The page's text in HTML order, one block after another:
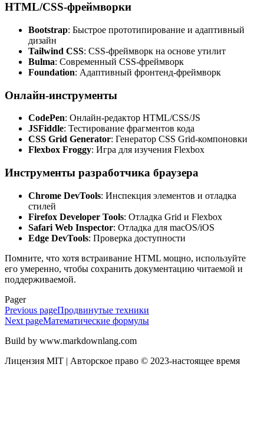
HTML/CSS-фреймворки
Bootstrap: Быстрое прототипирование и адаптивный
дизайн
Tailwind CSS: CSS-фреймворк на основе утилит
Bulma: Современный CSS-фреймворк
Foundation: Адаптивный фронтенд-фреймворк
Онлайн-инструменты
CodePen: Онлайн-редактор HTML/CSS/JS
JSFiddle: Тестирование фрагментов кода
CSS Grid Generator: Генератор CSS Grid-компоновки
Flexbox Froggy: Игра для изучения Flexbox
Инструменты разработчика браузера
Chrome DevTools: Инспекция элементов и отладка
стилей
Firefox Developer Tools: Отладка Grid и Flexbox
Safari Web Inspector: Отладка для macOS/iOS
Edge DevTools: Проверка доступности
Помните, что хотя встраивание HTML мощно, используйте
его умеренно, чтобы сохранить документацию читаемой и
поддерживаемой.
Pager
Previous pageПродвинутые техники
Next pageМатематические формулы
Build by www.markdownlang.com
Лицензия MIT | Авторское право © 2023-настоящее время